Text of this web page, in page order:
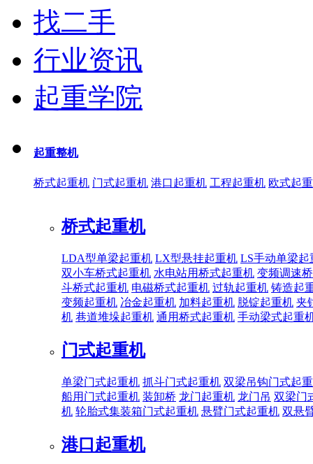
找二手
行业资讯
起重学院
起重整机
桥式起重机 门式起重机 港口起重机 工程起重机 欧式起
桥式起重机
LDA型单梁起重机 LX型悬挂起重机 LS手动单梁起
双小车桥式起重机 水电站用桥式起重机 变频调速
斗桥式起重机 电磁桥式起重机 过轨起重机 铸造起
变频起重机 冶金起重机 加料起重机 脱锭起重机 夹
机 巷道堆垛起重机 通用桥式起重机 手动梁式起重
门式起重机
单梁门式起重机 抓斗门式起重机 双梁吊钩门式起
船用门式起重机 装卸桥 龙门起重机 龙门吊 双梁门
机 轮胎式集装箱门式起重机 悬臂门式起重机 双悬
港口起重机